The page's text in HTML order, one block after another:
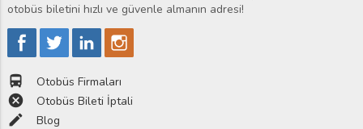
otobüs biletini hızlı ve güvenle almanın adresi!
directions_bus Otobüs Firmaları
cancel Otobüs Bileti İptali
edit Blog